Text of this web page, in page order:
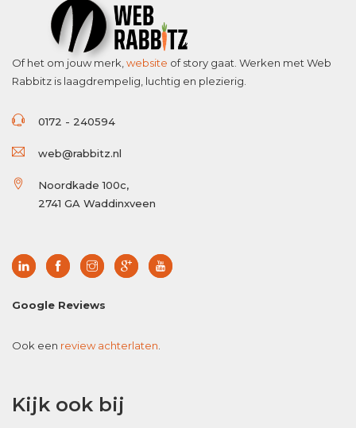
Of het om jouw merk,website of story gaat. Werken met Web
Rabbitz is laagdrempelig, luchtig en plezierig.
0172 - 240594
web@rabbitz.nl
Noordkade 100c,
2741 GA Waddinxveen
Google Reviews
Ook een review achterlaten.
Kijk ook bij